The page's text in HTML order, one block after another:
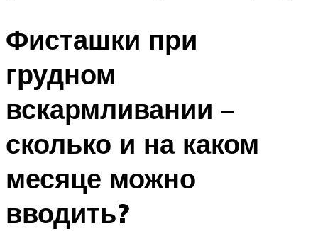
Фисташки при
грудном
вскармливании –
сколько и на каком
месяце можно
вводить?